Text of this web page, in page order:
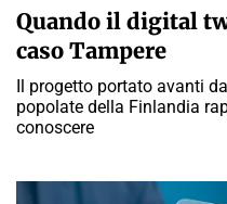
Quando il digital
caso Tampere
Il progetto portato avanti
popolate della Finlandia
conoscere